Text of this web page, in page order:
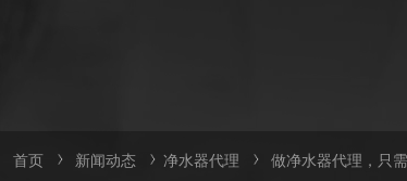
首页 新闻动态 净水器代理 做净水器代理，只